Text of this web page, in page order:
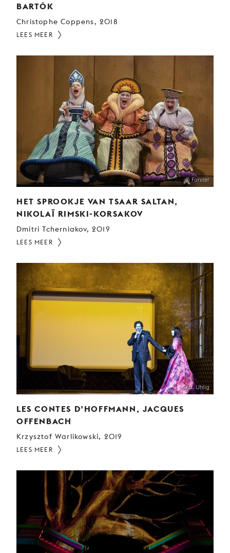
BARTÓK
Christophe Coppens, 2018
LEES MEER
© Forster
HET SPROOKJE VAN TSAAR SALTAN,
NIKOLAÏ RIMSKI-KORSAKOV
Dmitri Tcherniakov, 2019
LEES MEER
© B. Uhlig
LES CONTES D’HOFFMANN, JACQUES
OFFENBACH
Krzysztof Warlikowski, 2019
LEES MEER